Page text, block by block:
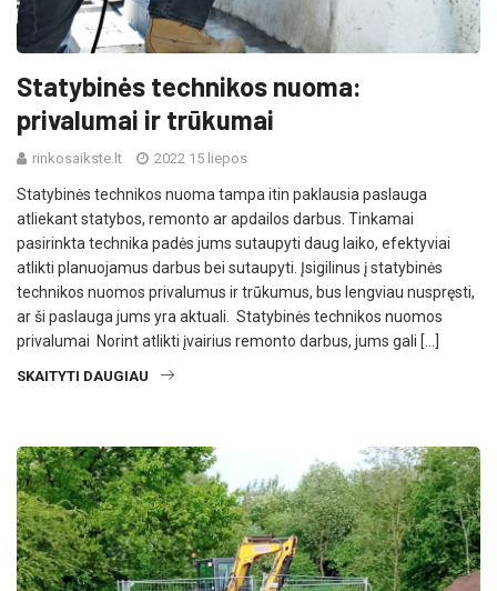
Statybinės technikos nuoma:
privalumai ir trūkumai
rinkosaikste.lt 2022 15 liepos
Statybinės technikos nuoma tampa itin paklausia paslauga
atliekant statybos, remonto ar apdailos darbus. Tinkamai
pasirinkta technika padės jums sutaupyti daug laiko, efektyviai
atlikti planuojamus darbus bei sutaupyti. Įsigilinus į statybinės
technikos nuomos privalumus ir trūkumus, bus lengviau nuspręsti,
ar ši paslauga jums yra aktuali. Statybinės technikos nuomos
privalumai Norint atlikti įvairius remonto darbus, jums gali […]
SKAITYTI DAUGIAU